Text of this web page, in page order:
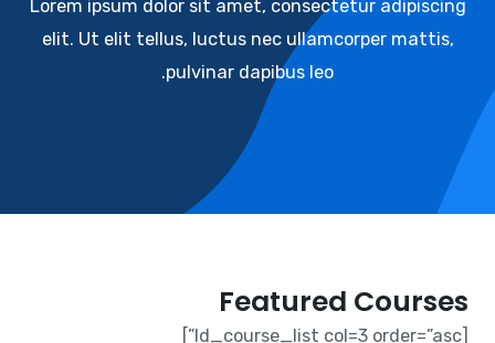
Lorem ipsum dolor sit amet, consectetur adipiscing
elit. Ut elit tellus, luctus nec ullamcorper mattis,
pulvinar dapibus leo.
Featured Courses​
[ld_course_list col=3 order=”asc”]